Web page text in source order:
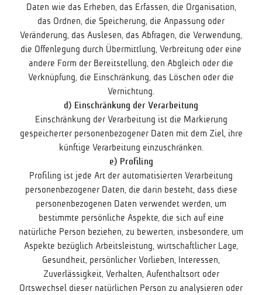
Daten wie das Erheben, das Erfassen, die Organisation,
das Ordnen, die Speicherung, die Anpassung oder
Veränderung, das Auslesen, das Abfragen, die Verwendung,
die Offenlegung durch Übermittlung, Verbreitung oder eine
andere Form der Bereitstellung, den Abgleich oder die
Verknüpfung, die Einschränkung, das Löschen oder die
Vernichtung.
d) Einschränkung der Verarbeitung
Einschränkung der Verarbeitung ist die Markierung
gespeicherter personenbezogener Daten mit dem Ziel, ihre
künftige Verarbeitung einzuschränken.
e) Profiling
Profiling ist jede Art der automatisierten Verarbeitung
personenbezogener Daten, die darin besteht, dass diese
personenbezogenen Daten verwendet werden, um
bestimmte persönliche Aspekte, die sich auf eine
natürliche Person beziehen, zu bewerten, insbesondere, um
Aspekte bezüglich Arbeitsleistung, wirtschaftlicher Lage,
Gesundheit, persönlicher Vorlieben, Interessen,
Zuverlässigkeit, Verhalten, Aufenthaltsort oder
Ortswechsel dieser natürlichen Person zu analysieren oder